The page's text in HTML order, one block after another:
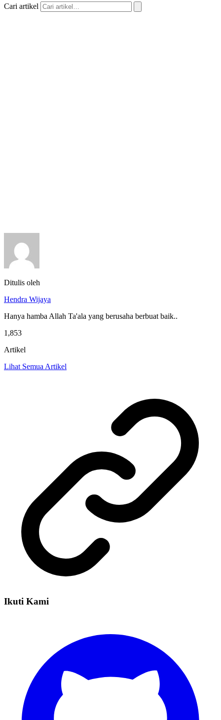
Cari artikel
Ditulis oleh
Hendra Wijaya
Hanya hamba Allah Ta'ala yang berusaha berbuat baik..
1,853
Artikel
Lihat Semua Artikel
Ikuti Kami